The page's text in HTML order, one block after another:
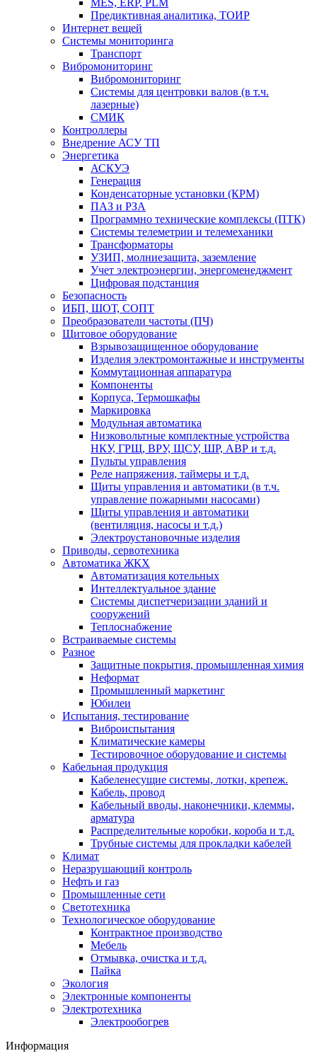
MES, ERP, PLM
Предиктивная аналитика, ТОИР
Интернет вещей
Системы мониторинга
Транспорт
Вибромониторинг
Вибромониторинг
Системы для центровки валов (в т.ч.
лазерные)
СМИК
Контроллеры
Внедрение АСУ ТП
Энергетика
АСКУЭ
Генерация
Конденсаторные установки (КРМ)
ПАЗ и РЗА
Программно технические комплексы (ПТК)
Системы телеметрии и телемеханики
Трансформаторы
УЗИП, молниезащита, заземление
Учет электроэнергии, энергоменеджмент
Цифровая подстанция
Безопасность
ИБП, ШОТ, СОПТ
Преобразователи частоты (ПЧ)
Щитовое оборудование
Взрывозащищенное оборудование
Изделия электромонтажные и инструменты
Коммутационная аппаратура
Компоненты
Корпуса, Термошкафы
Маркировка
Модульная автоматика
Низковольтные комплектные устройства
НКУ, ГРЩ, ВРУ, ЩСУ, ШР, АВР и т.д.
Пульты управления
Реле напряжения, таймеры и т.д.
Щиты управления и автоматики (в т.ч.
управление пожарными насосами)
Щиты управления и автоматики
(вентиляция, насосы и т.д.)
Электроустановочные изделия
Приводы, сервотехника
Автоматика ЖКХ
Автоматизация котельных
Интеллектуальное здание
Системы диспетчеризации зданий и
сооружений
Теплоснабжение
Встраиваемые системы
Разное
Защитные покрытия, промышленная химия
Неформат
Промышленный маркетинг
Юбилеи
Испытания, тестирование
Виброиспытания
Климатические камеры
Тестировочное оборудование и системы
Кабельная продукция
Кабеленесущие системы, лотки, крепеж.
Кабель, провод
Кабельный вводы, наконечники, клеммы,
арматура
Распределительные коробки, короба и т.д.
Трубные системы для прокладки кабелей
Климат
Неразрушающий контроль
Нефть и газ
Промышленные сети
Светотехника
Технологическое оборудование
Контрактное производство
Мебель
Отмывка, очистка и т.д.
Пайка
Экология
Электронные компоненты
Электротехника
Электрообогрев
Информация